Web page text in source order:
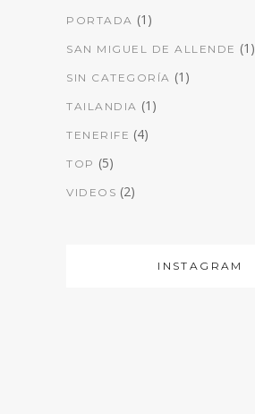
PORTADA (1)
SAN MIGUEL DE ALLENDE (1)
SIN CATEGORÍA (1)
TAILANDIA (1)
TENERIFE (4)
TOP (5)
VIDEOS (2)
INSTAGRAM